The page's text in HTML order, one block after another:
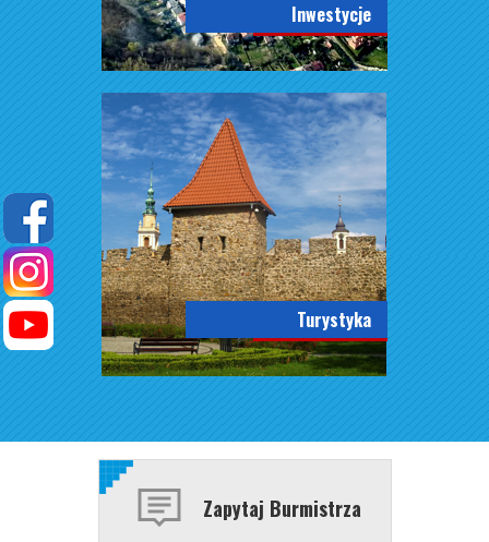
Inwestycje
Turystyka
Zapytaj Burmistrza